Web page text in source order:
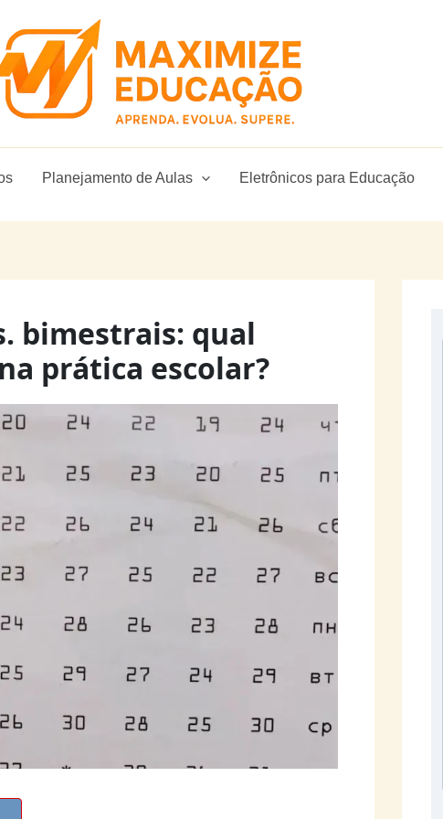
Planejamento de Aulas Eletrônicos para Educação
bimestrais: qual
prática escolar?